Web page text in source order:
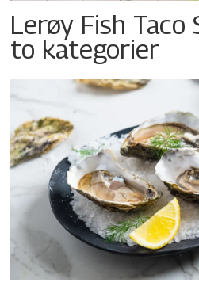
Lerøy Fish Taco
to kategorier